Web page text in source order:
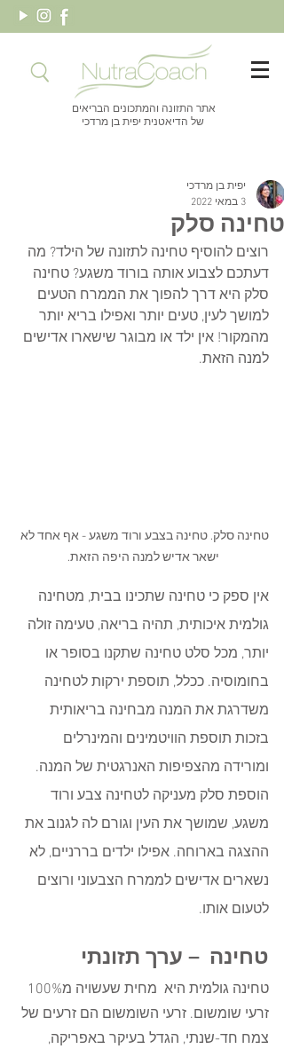
אתר התזונה והמתכונים הבריאים
של הדיאטנית יפית בן מרדכי
טחינה סלק
יפית בן מרדכי
3 במאי 2022
רוצים להוסיף טחינה לתזונה של הילד? מה
דעתכם לצבוע אותה בורוד משגע? טחינה
סלק היא דרך להפוך את הממרח הטעים
למושך לעין, טעים יותר ואפילו בריא יותר
מהמקור! אין ילד או מבוגר שישארו אדישים
למנה הזאת.
טחינה סלק. טחינה בצבע ורוד משגע - אף אחד לא
ישאר אדיש למנה היפה הזאת.
אין ספק כי טחינה שתכינו בבית, מטחינה
גולמית איכותית, תהיה בריאה, טעימה זולה
יותר, מכל סלט טחינה שתקנו בסופר או
בחומוסיה. ככלל, תוספת ירקות לטחינה
משדרגת את המנה מבחינה בריאותית
בזכות תוספת הוויטמינים והמינרלים
ומורידה מהצפיפות האנרגטית של המנה.
הוספת סלק מעניקה לטחינה צבע ורוד
משגע, שמושך את העין וגורם לה לגנוב את
ההצגה בארוחה. אפילו ילדים בררניים, לא
נשארים אדישים לממרח הצבעוני ורוצים
לטעום אותו.
טחינה  – ערך תזונתי
זרעי שומשום. זרעי השומשום הם זרעים של
צמח חד-שנתי, הגדל בעיקר באפריקה,